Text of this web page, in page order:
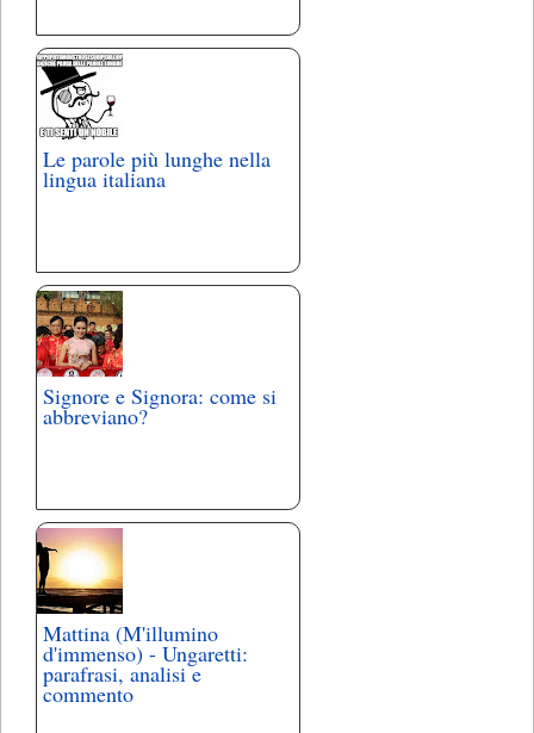
Le parole più lunghe nella
lingua italiana
Signore e Signora: come si
abbreviano?
Mattina (M'illumino
d'immenso) - Ungaretti:
parafrasi, analisi e
commento